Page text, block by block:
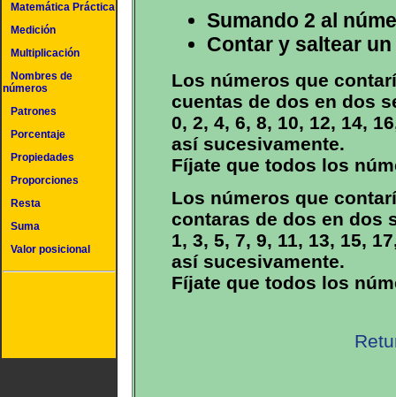
Matemática Práctica
Medición
Multiplicación
Nombres de
números
Patrones
Porcentaje
Propiedades
Proporciones
Resta
Suma
Valor posicional
Sumando 2 al
Contar y saltear
Los números que
cuentas de dos en dos
0, 2, 4, 6, 8, 10, 12, 14,
así sucesivamente.
Fíjate que todos los
Los números que
contaras de dos en dos
1, 3, 5, 7, 9, 11, 13, 15,
así sucesivamente.
Fíjate que todos los